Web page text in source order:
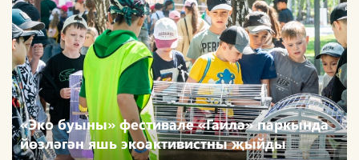
«Эко буыны» фестивале «Гаилә» паркында
йөзләгән яшь экоактивистны җыйды